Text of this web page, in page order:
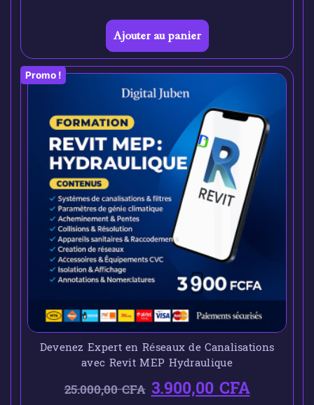
Ajouter au panier
Promo !
Devenez Expert en Réseaux de Canalisations
avec Revit MEP Hydraulique
25.000,00CFA 3.900,00CFA